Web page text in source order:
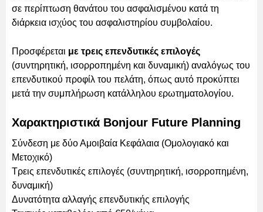
σε περίπτωση θανάτου του ασφαλισμένου κατά τη
διάρκεια ισχύος του ασφαλιστηρίου συμβολαίου.
Προσφέρεται με τρεις επενδυτικές επιλογές
(συντηρητική, ισορροπημένη και δυναμική) αναλόγως του
επενδυτικού προφίλ του πελάτη, όπως αυτό προκύπτει
μετά την συμπλήρωση κατάλληλου ερωτηματολογίου.
Χαρακτηριστικά Bonjour Future Planning
Σύνδεση με δύο Αμοιβαία Κεφάλαια (Ομολογιακό και
Μετοχικό)
Τρεις επενδυτικές επιλογές (συντηρητική, ισορροπημένη,
δυναμική)
Δυνατότητα αλλαγής επενδυτικής επιλογής